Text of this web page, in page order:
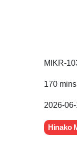
MIKR-
170 mins
2026-
Hinako